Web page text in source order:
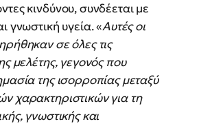
κινδύνου, συνδέεται με
γνωστική υγεία. «Αυτές οι
σε όλες τις
μελέτης, γεγονός που
της ισορροπίας μεταξύ
χαρακτηριστικών για τη
γνωστικής και